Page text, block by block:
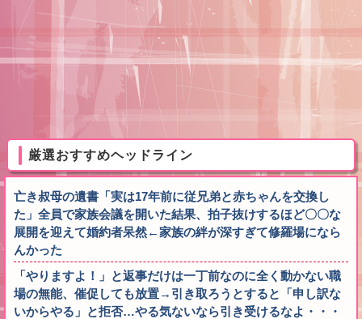
厳選おすすめヘッドライン
亡き叔母の遺書「実は17年前に従兄弟と赤ちゃんを交換し
た」全員で家族会議を開いた結果、拍子抜けするほど〇〇な
展開を迎えて婚約者呆然←家族の絆が深すぎて修羅場になら
んかった
「やりますよ！」と返事だけは一丁前なのに全く動かない職
場の無能、催促しても放置→引き取ろうとすると「申し訳な
いからやる」と拒否…やる気ないなら引き受けるなよ・・・